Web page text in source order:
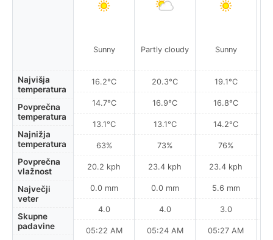
Najvišja
temperatura
Povprečna
temperatura
Najnižja
temperatura
Povprečna
vlažnost
Največji
veter
Skupne
padavine
Sunny
16.2°C
14.7°C
13.1°C
63%
20.2 kph
0.0 mm
4.0
05:22 AM
Partly cloudy
20.3°C
16.9°C
13.1°C
73%
23.4 kph
0.0 mm
4.0
05:24 AM
Sunny
19.1°C
16.8°C
14.2°C
76%
23.4 kph
5.6 mm
3.0
05:27 AM